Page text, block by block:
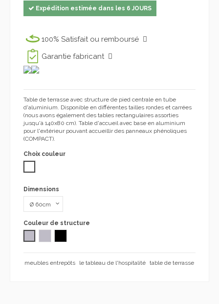
Expédition estimée dans les 6 JOURS
100% Satisfait ou remboursé
Garantie fabricant
Table de terrasse avec structure de pied centrale en tube
d'aluminium. Disponible en différentes tailles rondes et carrées
(nous avons également des tables rectangulaires assorties
jusqu'à 140x80 cm). Table d'accueil avec base en aluminium
pour l'extérieur pouvant accueillir des panneaux phénoliques
(COMPACT).
Choix couleur
Dimensions
Couleur de structure
meubles entrepôts le tableau de l'hospitalité table de terrasse